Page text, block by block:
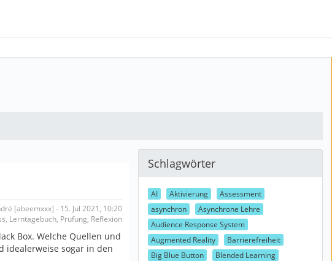
[abeemxxx] - 15. Jul 2021, 10:20
Lerntagebuch, Prüfung, Reflexion
Box. Welche Quellen und
idealerweise sogar in den
Schlagwörter
AI Aktivierung
Assessment
asynchron
Asynchrone Lehre
Audience Response System
Augmented Reality
Barrierefreiheit
Big Blue Button
Blended Learning